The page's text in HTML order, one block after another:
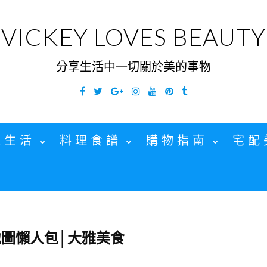
VICKEY LOVES BEAUTY
分享生活中一切關於美的事物
Facebook
TwitterGoogleInstagramYouTubePinterest
Tumblr
活 料理食譜 購物指南 宅配
懶人包│大雅美食